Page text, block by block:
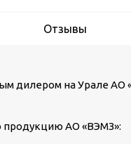
Отзывы
дилером на Урале АО
АО «ВЭМЗ»: